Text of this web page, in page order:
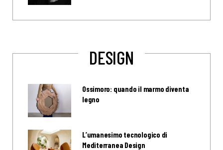
DESIGN
Ossimoro: quando il marmo diventa
legno
L’umanesimo tecnologico di
Mediterranea Design